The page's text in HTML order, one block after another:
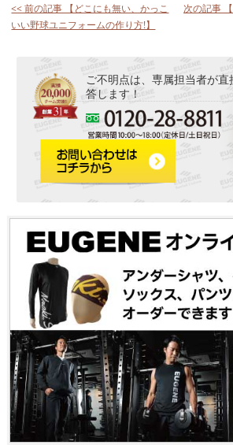
<< 前の記事 【どこにも無い、かっこ
いい野球ユニフォームの作り方!】
次の記事
ご不明点は、専属担当者が直
答します！